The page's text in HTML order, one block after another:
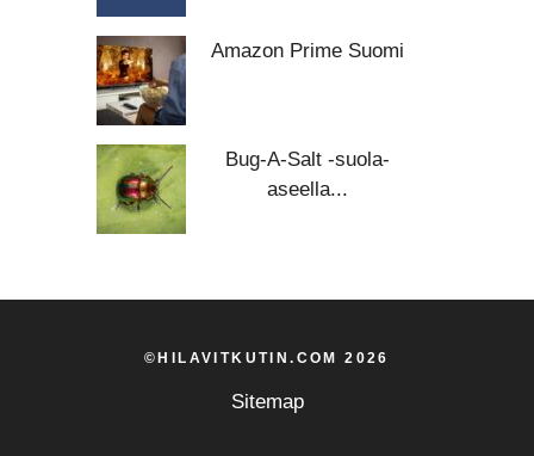
Amazon Prime Suomi
Bug-A-Salt -suola-
aseella...
©HILAVITKUTIN.COM 2026
Sitemap